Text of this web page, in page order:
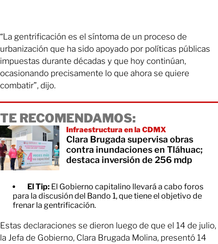
“La gentrificación es el síntoma de un proceso de
urbanización que ha sido apoyado por políticas públicas
impuestas durante décadas y que hoy continúan,
ocasionando precisamente lo que ahora se quiere
combatir”, dijo.
TE RECOMENDAMOS:
Infraestructura en la CDMX
Clara Brugada supervisa obras
contra inundaciones en Tláhuac;
destaca inversión de 256 mdp
El Tip: El Gobierno capitalino llevará a cabo foros
para la discusión del Bando 1, que tiene el objetivo de
frenar la gentrificación.
Estas declaraciones se dieron luego de que el 14 de julio,
la Jefa de Gobierno, Clara Brugada Molina, presentó 14